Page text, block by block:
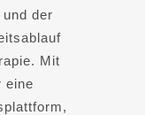
der
Mit
eine